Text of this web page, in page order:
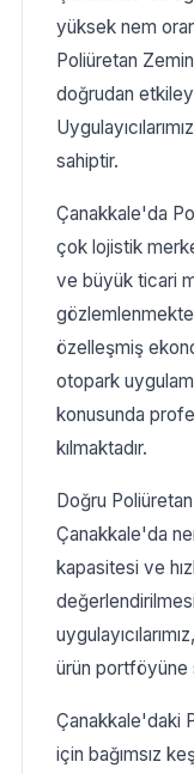
yüksek nem
Poliüretan Zemin
doğrudan
sahiptir.
Çanakkale'da
çok lojistik
ve büyük ticari
özelleşmiş
otopark
konusunda
kılmaktadır.
Doğru
Çanakkale'da
kapasitesi ve
ürün portföyüne
Çanakkale'daki
için bağımsız